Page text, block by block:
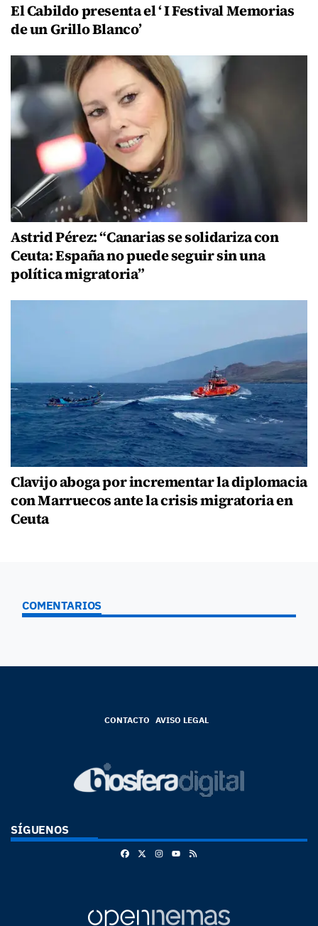
El Cabildo presenta el ‘ I Festival Memorias
de un Grillo Blanco’
Astrid Pérez: “Canarias se solidariza con
Ceuta: España no puede seguir sin una
política migratoria”
Clavijo aboga por incrementar la diplomacia
con Marruecos ante la crisis migratoria en
Ceuta
COMENTARIOS
CONTACTO AVISO LEGAL
SÍGUENOS
FacebookInstagram